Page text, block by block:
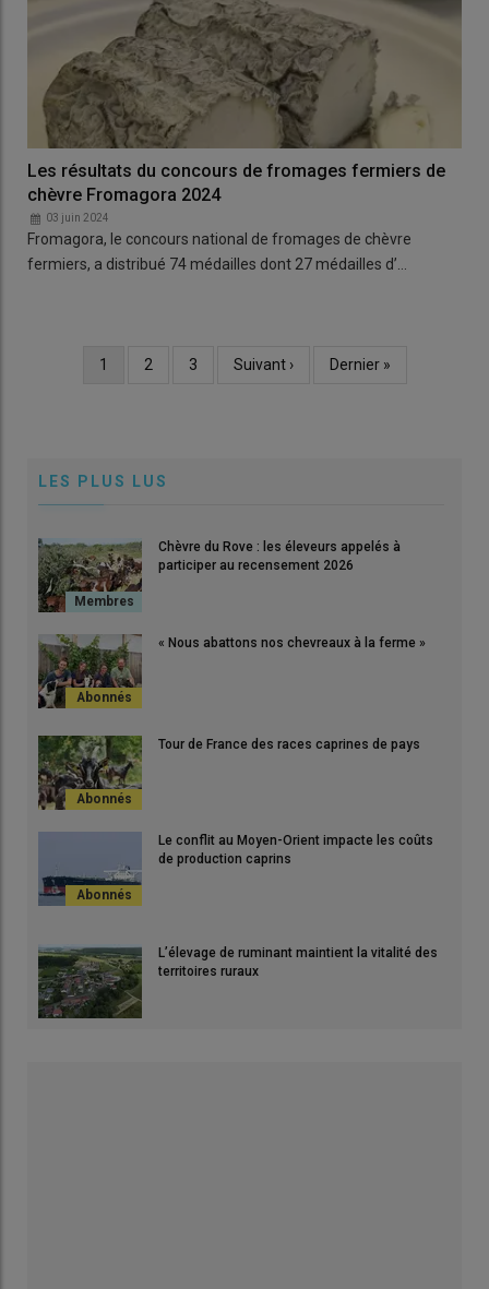
Les résultats du concours de fromages fermiers de
chèvre Fromagora 2024
03 juin 2024
Fromagora, le concours national de fromages de chèvre
fermiers, a distribué 74 médailles dont 27 médailles d’…
Page
1 Page
2 Page
3
Page
Suivant ›
Dernière
Dernier »
LES PLUS LUS
Chèvre du Rove : les éleveurs appelés à
participer au recensement 2026
« Nous abattons nos chevreaux à la ferme »
Tour de France des races caprines de pays
Le conflit au Moyen-Orient impacte les coûts
de production caprins
L’élevage de ruminant maintient la vitalité des
territoires ruraux